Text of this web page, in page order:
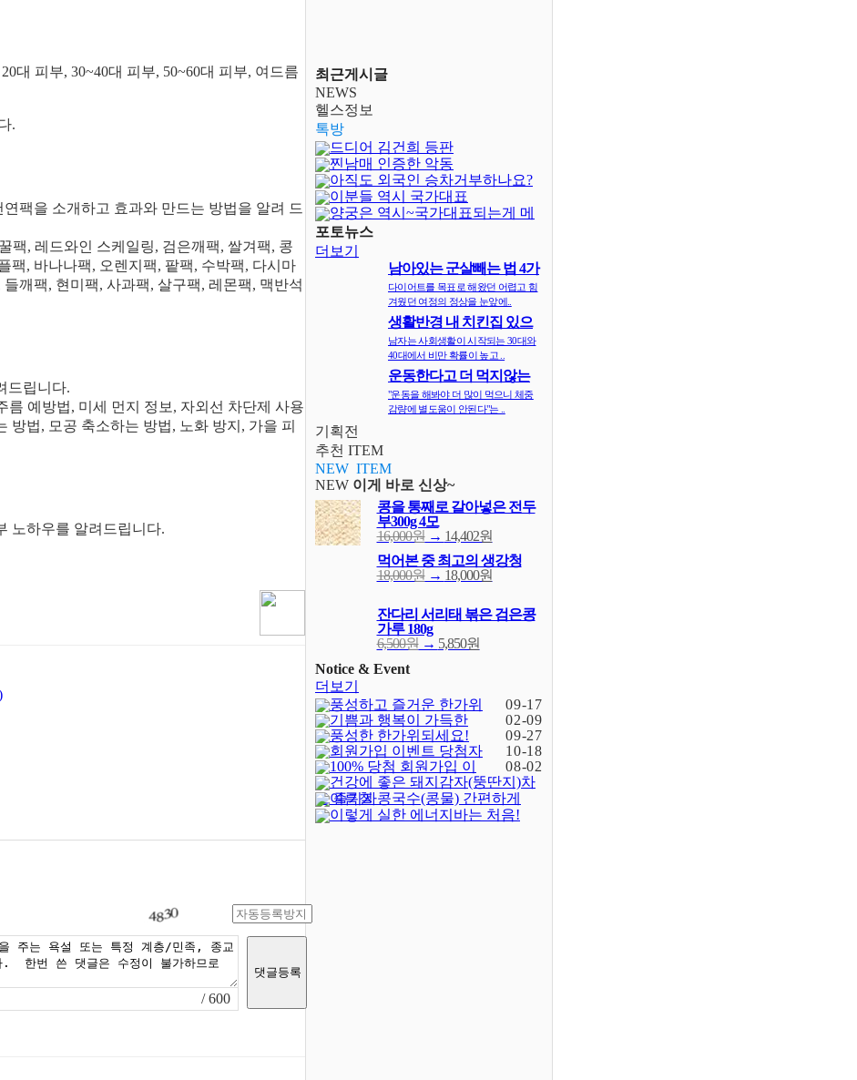
대 피부, 30~40대 피부, 50~60대 피부, 여드름
.
팩을 소개하고 효과와 만드는 방법을 알려 드
팩, 레드와인 스케일링, 검은깨팩, 쌀겨팩, 콩
팩, 바나나팩, 오렌지팩, 팥팩, 수박팩, 다시마
깨팩, 현미팩, 사과팩, 살구팩, 레몬팩, 맥반석
드립니다.
예방법, 미세 먼지 정보, 자외선 차단제 사용
방법, 모공 축소하는 방법, 노화 방지, 가을 피
노하우를 알려드립니다.
/ 600
최근게시글
NEWS
헬스정보
톡방
드디어 김건희 등판
찐남매 인증한 악동
아직도 외국인 승차거부하나요?
이분들 역시 국가대표
양궁은 역시~국가대표되는게 메
달보다 어렵..
포토뉴스
더보기
남아있는 군살빼는 법 4가
지
다이어트를 목표로 해왔던 어렵고 힘
겨웠던 여정의 정상을 눈앞에..
생활반경 내 치킨집 있으
면 비만확률 ..
남자는 사회생활이 시작되는 30대와
40대에서 비만 확률이 높고 ..
운동한다고 더 먹지않는
다? 오히려 식..
"운동을 해봐야 더 많이 먹으니 체중
감량에 별도움이 안된다"는 ..
기획전
추천 ITEM
NEW ITEM
NEW 이게 바로 신상~
콩을 통째로 갈아넣은 전두
부300g 4모
16,000원→ 14,402원
먹어본 중 최고의 생강청
18,000원→ 18,000원
잔다리 서리태 볶은 검은콩
가루 180g
6,500원→ 5,850원
Notice & Event
더보기
풍성하고 즐거운 한가위
되세요! (-402)
09-17
기쁨과 행복이 가득한
새해되세요!
02-09
풍성한 한가위되세요!
09-27
회원가입 이벤트 당첨자
발표 (4)
10-18
100% 당첨 회원가입 이
벤트(종료) (23)
08-02
건강에 좋은 돼지감자(뚱딴지)차
로 즐기자
여름철 콩국수(콩물) 간편하게
이렇게 실한 에너지바는 처음!